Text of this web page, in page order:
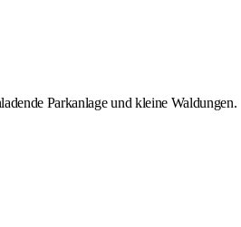
Parkanlage und kleine Waldungen.